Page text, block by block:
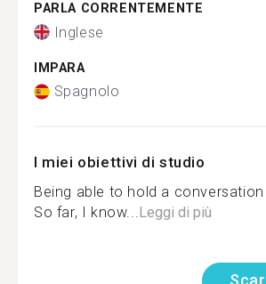
PARLA CORRENTEMENTE
Inglese
IMPARA
Spagnolo
I miei obiettivi di studio
Being able to hold a conversation
So far, I know...Leggi di più